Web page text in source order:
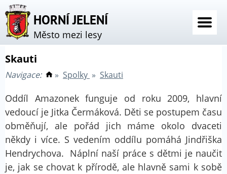
HORNÍ JELENÍ
Město mezi lesy
Skauti
Navigace: » Spolky » Skauti
Oddíl Amazonek funguje od roku 2009, hlavní
vedoucí je Jitka Čermáková. Děti se postupem času
obměňují, ale pořád jich máme okolo dvaceti
někdy i více. S vedením oddílu pomáhá Jindřiška
Hendrychova. Náplní naší práce s dětmi je naučit
je, jak se chovat k přírodě, ale hlavně sami k sobě